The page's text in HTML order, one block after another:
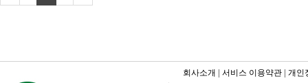
회사소개 | 서비스 이용약관 | 개인